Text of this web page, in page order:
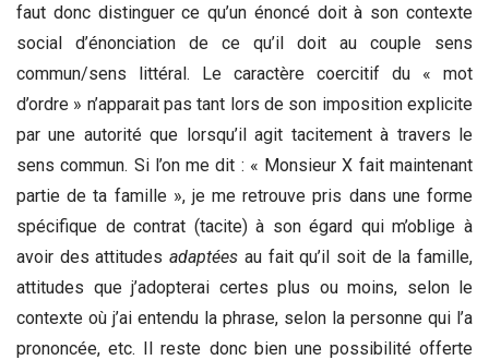
faut donc distinguer ce qu’un énoncé doit à son contexte
social d’énonciation de ce qu’il doit au couple sens
commun/sens littéral. Le caractère coercitif du « mot
d’ordre » n’apparait pas tant lors de son imposition explicite
par une autorité que lorsqu’il agit tacitement à travers le
sens commun. Si l’on me dit : « Monsieur X fait maintenant
partie de ta famille », je me retrouve pris dans une forme
spécifique de contrat (tacite) à son égard qui m’oblige à
avoir des attitudesadaptées au fait qu’il soit de la famille,
attitudes que j’adopterai certes plus ou moins, selon le
contexte où j’ai entendu la phrase, selon la personne qui l’a
prononcée, etc. Il reste donc bien une possibilité offerte